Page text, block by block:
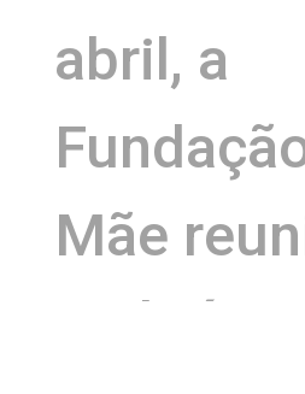
abril, a
Mãe
auditório